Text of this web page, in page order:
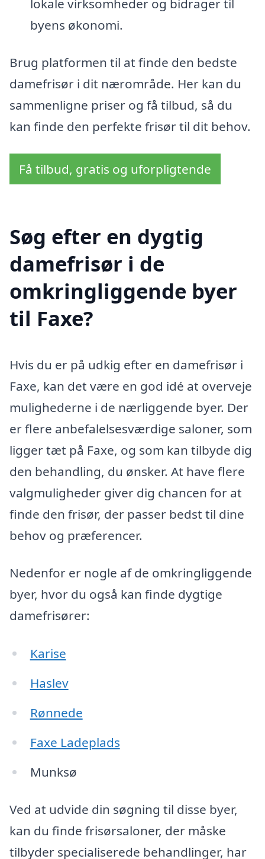
byens økonomi.
Brug platformen til at finde den bedste
damefrisør i dit nærområde. Her kan du
sammenligne priser og få tilbud, så du
kan finde den perfekte frisør til dit behov.
Få tilbud, gratis og uforpligtende
Søg efter en dygtig
damefrisør i de
omkringliggende byer
til Faxe?
Hvis du er på udkig efter en damefrisør i
Faxe, kan det være en god idé at overveje
mulighederne i de nærliggende byer. Der
er flere anbefalelsesværdige saloner, som
ligger tæt på Faxe, og som kan tilbyde dig
den behandling, du ønsker. At have flere
valgmuligheder giver dig chancen for at
finde den frisør, der passer bedst til dine
behov og præferencer.
Nedenfor er nogle af de omkringliggende
byer, hvor du også kan finde dygtige
damefrisører:
Karise
Haslev
Rønnede
Faxe Ladeplads
Munksø
Ved at udvide din søgning til disse byer,
kan du finde frisørsaloner, der måske
tilbyder specialiserede behandlinger, har